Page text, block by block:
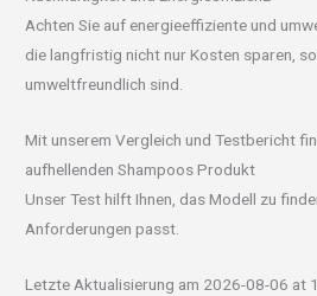
Achten Sie auf energieeffiziente und
die langfristig nicht nur Kosten sparen,
umweltfreundlich sind.
Mit unserem Vergleich und Testbericht
aufhellenden Shampoos Produkt
Unser Test hilft Ihnen, das Modell zu
Anforderungen passt.
Letzte Aktualisierung am 2026-08-06 at